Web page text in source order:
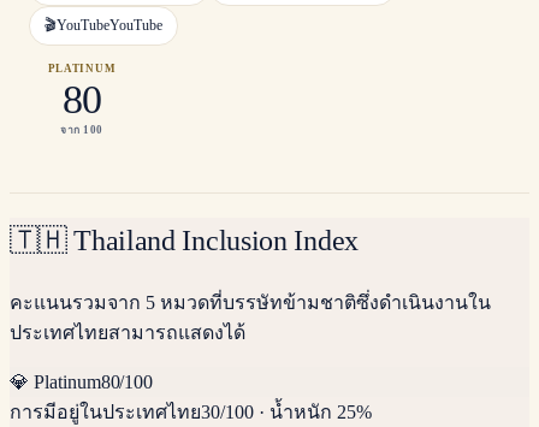
🎬YouTubeYouTube
PLATINUM
80
จาก 100
🇹🇭 Thailand Inclusion Index
คะแนนรวมจาก 5 หมวดที่บรรษัทข้ามชาติซึ่งดำเนินงานใน
ประเทศไทยสามารถแสดงได้
💎 Platinum80/100
การมีอยู่ในประเทศไทย30/100 · น้ำหนัก 25%